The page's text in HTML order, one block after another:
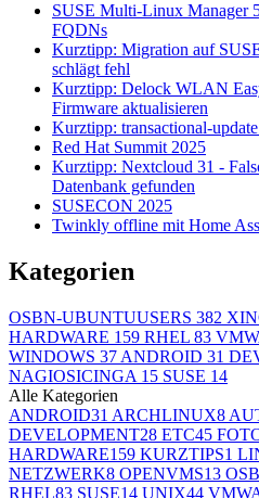
SUSE Multi-Linux Manager
FQDNs
Kurztipp: Migration auf
schlägt fehl
Kurztipp: Delock WLAN
Firmware aktualisieren
Kurztipp: transactional-
Red Hat Summit 2025
Kurztipp: Nextcloud 31 -
Datenbank gefunden
SUSECON 2025
Twinkly offline mit Home
Kategorien
OSBN-UBUNTUUSERS 382
HARDWARE 159 RHEL 83
WINDOWS 37 ANDROID 31
NAGIOSICINGA 15 SUSE 14
Alle Kategorien
ANDROID31 ARCHLINUX8
DEVELOPMENT28 ETC45
HARDWARE159 KURZTIPS1
NETZWERK8 OPENVMS13
RHEL83 SUSE14 UNIX44